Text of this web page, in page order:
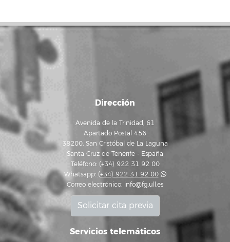
Dirección
Avenida de la Trinidad, 61
Apartado Postal 456
38200, San Cristóbal de La Laguna
Santa Cruz de Tenerife - España
Teléfono: (+34) 922 31 92 00
Whatsapp: (+34) 922 31 92 00
Correo electrónico: info@fg.ull.es
Solicitar cita previa
Servicios telemáticos